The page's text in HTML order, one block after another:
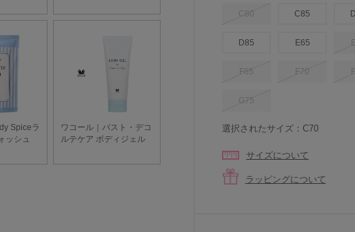
C80 C85
D85 E65
F65 F70
G75
選択されたサイズ：C70
サイズについて
ラッピングについて